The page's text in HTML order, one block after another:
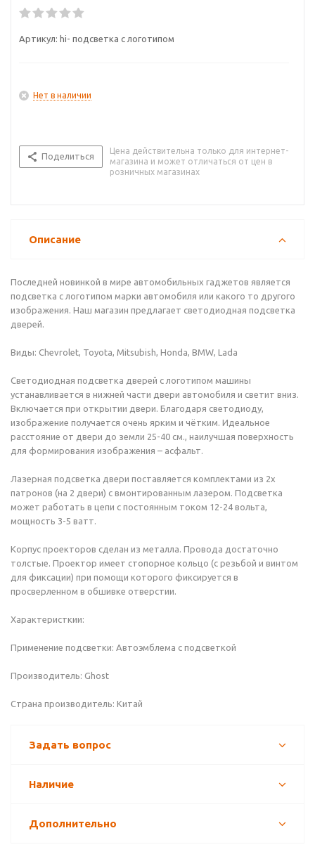
Артикул: hi- подсветка с логотипом
Нет в наличии
Поделиться
Цена действительна только для интернет-
магазина и может отличаться от цен в
розничных магазинах
Описание
Последней новинкой в мире автомобильных гаджетов является
подсветка с логотипом марки автомобиля или какого то другого
изображения. Наш магазин предлагает светодиодная подсветка
дверей.
Виды: Chevrolet, Toyota, Mitsubish, Honda, BMW, Lada
Светодиодная подсветка дверей с логотипом машины
устанавливается в нижней части двери автомобиля и светит вниз.
Включается при открытии двери. Благодаря светодиоду,
изображение получается очень ярким и чётким. Идеальное
расстояние от двери до земли 25-40 см., наилучшая поверхность
для формирования изображения – асфальт.
Лазерная подсветка двери поставляется комплектами из 2х
патронов (на 2 двери) с вмонтированным лазером. Подсветка
может работать в цепи с постоянным током 12-24 вольта,
мощность 3-5 ватт.
Корпус проекторов сделан из металла. Провода достаточно
толстые. Проектор имеет стопорное кольцо (с резьбой и винтом
для фиксации) при помощи которого фиксируется в
просверленном в обшивке отверстии.
Характеристкии:
Применение подсветки: Автоэмблема с подсветкой
Производитель: Ghost
Страна производитель: Китай
Задать вопрос
Наличие
Дополнительно